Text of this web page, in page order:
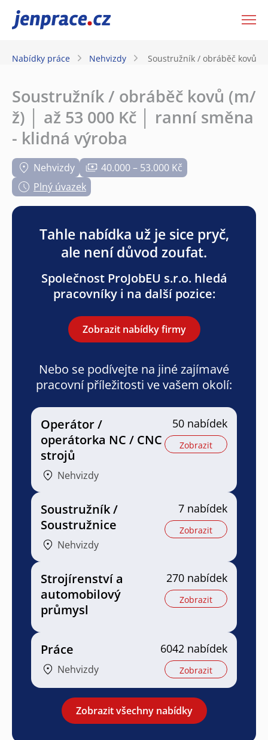
JenPráce.cz
Nabídky práce Nehvizdy Soustružník / obráběč kovů
Soustružník / obráběč kovů (m/
ž) │ až 53 000 Kč │ ranní směna
- klidná výroba
Nehvizdy
40.000 – 53.000 Kč
Plný úvazek
Tahle nabídka už je sice pryč,
ale není důvod zoufat.
Společnost ProJobEU s.r.o. hledá
pracovníky i na další pozice:
Zobrazit nabídky firmy
Nebo se podívejte na jiné zajímavé
pracovní příležitosti ve vašem okolí:
Operátor /
operátorka NC / CNC
strojů
Nehvizdy
50 nabídek
Zobrazit
Soustružník /
Soustružnice
Nehvizdy
7 nabídek
Zobrazit
Strojírenství a
automobilový
průmysl
270 nabídek
Zobrazit
Práce
Nehvizdy
6042 nabídek
Zobrazit
Zobrazit všechny nabídky